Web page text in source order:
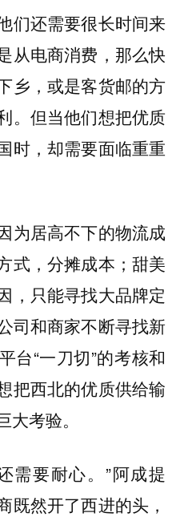
们还需要很长时间来
从电商消费，那么快
乡，或是客货邮的方
。但当他们想把优质
时，却需要面临重重
为居高不下的物流成
式，分摊成本；甜美
，只能寻找大品牌定
司和商家不断寻找新
台“一刀切”的考核和
把西北的优质供给输
考验。
需要耐心。”阿成提
既然开了西进的头，